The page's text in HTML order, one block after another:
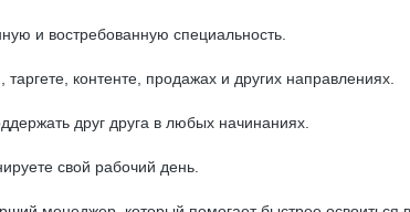
и востребованную специальность.
контенте, продажах и других направлениях.
друг друга в любых начинаниях.
свой рабочий день.